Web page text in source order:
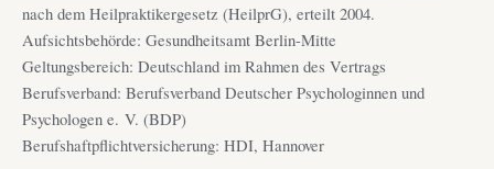
nach dem Heilpraktikergesetz (HeilprG), erteilt 2004.
Aufsichtsbehörde: Gesundheitsamt Berlin-Mitte
Geltungsbereich: Deutschland im Rahmen des Vertrags
Berufsverband: Berufsverband Deutscher Psychologinnen und
Psychologen e. V. (BDP)
Berufshaftpflichtversicherung: HDI, Hannover